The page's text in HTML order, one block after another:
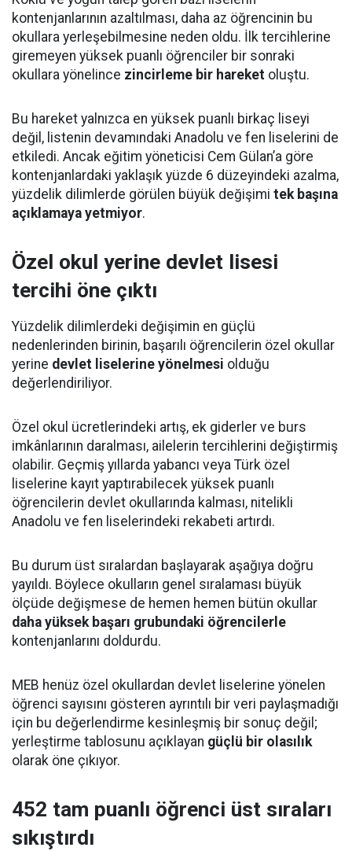
kontenjanlarının azaltılması, daha az öğrencinin bu
okullara yerleşebilmesine neden oldu. İlk tercihlerine
giremeyen yüksek puanlı öğrenciler bir sonraki
okullara yönelince zincirleme bir hareket oluştu.
Bu hareket yalnızca en yüksek puanlı birkaç liseyi
değil, listenin devamındaki Anadolu ve fen liselerini de
etkiledi. Ancak eğitim yöneticisi Cem Gülan’a göre
kontenjanlardaki yaklaşık yüzde 6 düzeyindeki azalma,
yüzdelik dilimlerde görülen büyük değişimi tek başına
açıklamaya yetmiyor.
Özel okul yerine devlet lisesi
tercihi öne çıktı
Yüzdelik dilimlerdeki değişimin en güçlü
nedenlerinden birinin, başarılı öğrencilerin özel okullar
yerine devlet liselerine yönelmesi olduğu
değerlendiriliyor.
Özel okul ücretlerindeki artış, ek giderler ve burs
imkânlarının daralması, ailelerin tercihlerini değiştirmiş
olabilir. Geçmiş yıllarda yabancı veya Türk özel
liselerine kayıt yaptırabilecek yüksek puanlı
öğrencilerin devlet okullarında kalması, nitelikli
Anadolu ve fen liselerindeki rekabeti artırdı.
Bu durum üst sıralardan başlayarak aşağıya doğru
yayıldı. Böylece okulların genel sıralaması büyük
ölçüde değişmese de hemen hemen bütün okullar
daha yüksek başarı grubundaki öğrencilerle
kontenjanlarını doldurdu.
MEB henüz özel okullardan devlet liselerine yönelen
öğrenci sayısını gösteren ayrıntılı bir veri paylaşmadığı
için bu değerlendirme kesinleşmiş bir sonuç değil;
yerleştirme tablosunu açıklayan güçlü bir olasılık
olarak öne çıkıyor.
452 tam puanlı öğrenci üst sıraları
sıkıştırdı